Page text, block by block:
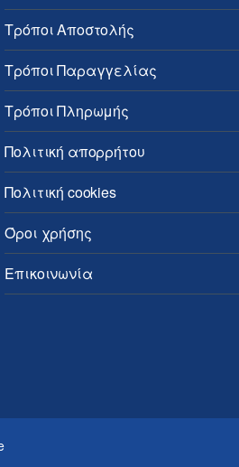
Τρόποι Αποστολής
Τρόποι Παραγγελίας
Τρόποι Πληρωμής
Πολιτική απορρήτου
Πολιτική cookies
Όροι χρήσης
Επικοινωνία